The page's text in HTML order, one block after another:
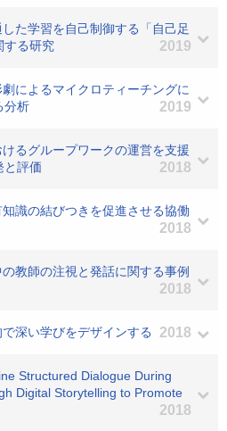
た学習を自己制御する「自己足
する研究
2019
によるマイクロティーチングに
分析
2019
るグループワークの運営を支援
と評価
2018
識の結びつきを促進させる協働
2018
教師の注視と発話に関する事例
2018
深い学びをデザインする 2018
Structured Dialogue During
Digital Storytelling to Promote
2018